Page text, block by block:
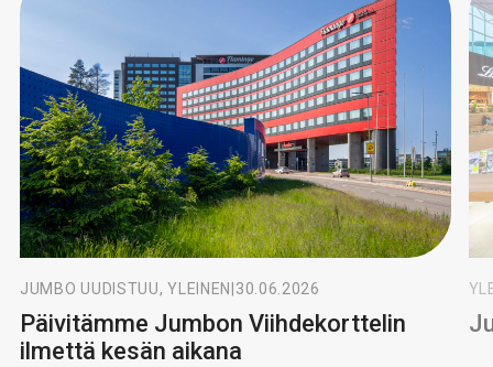
JUMBO UUDISTUU, YLEINEN 30.06.2026
Päivitämme Jumbon Viihdekorttelin
ilmettä kesän aikana